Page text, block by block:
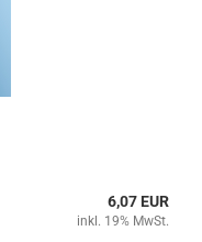
6,07 EUR
inkl. 19% MwSt.